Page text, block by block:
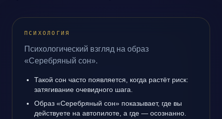
ПСИХОЛОГИЯ
Психологический взгляд на образ
«Серебряный сон».
Такой сон часто появляется, когда растёт риск:
затягивание очевидного шага.
Образ «Серебряный сон» показывает, где вы
действуете на автопилоте, а где — осознанно.